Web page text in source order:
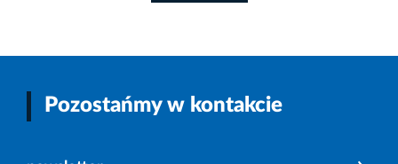
Pozostańmy w kontakcie